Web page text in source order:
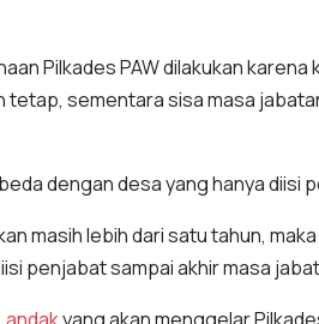
Pilkades PAW dilakukan
sementara sisa masa
dengan desa yang hanya diisi
masih lebih dari satu tahun,
penjabat sampai akhir masa